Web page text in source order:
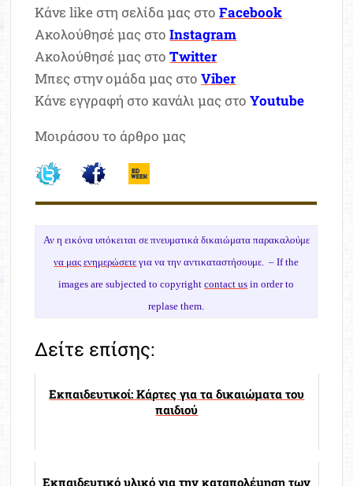
Κάνε like στη σελίδα μας στοFacebook
Ακολούθησέ μας στοInstagram
Ακολούθησέ μας στοTwitter
Μπες στην ομάδα μας στοViber
Κάνε εγγραφή στο κανάλι μας στοYoutube
Μοιράσου το άρθρο μας
Αν η εικόνα υπόκειται σε πνευματικά δικαιώματα παρακαλούμε
να μας ενημερώσετε για να την αντικαταστήσουμε. –If the
images are subjected to copyrightcontact us in order to
replase them.
Δείτε επίσης:
Εκπαιδευτικοί: Κάρτες για τα δικαιώματα του
παιδιού
Εκπαιδευτικό υλικό για την καταπολέμηση των